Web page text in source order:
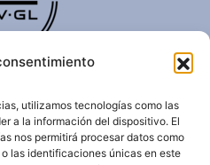
utilizamos tecnologías como las
a la información del dispositivo. El
nos permitirá procesar datos como
las identificaciones únicas en este
que una organización
de calidad, seguridad,
y/o gestión.